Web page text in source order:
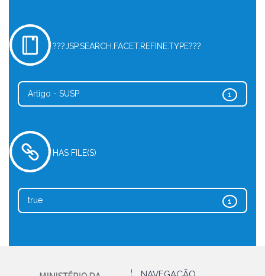
???JSP.SEARCH.FACET.REFINE.TYPE???
1
Artigo - SUSP
HAS FILE(S)
1
true